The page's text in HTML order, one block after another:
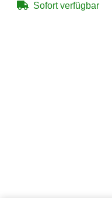
Sofort verfügbar